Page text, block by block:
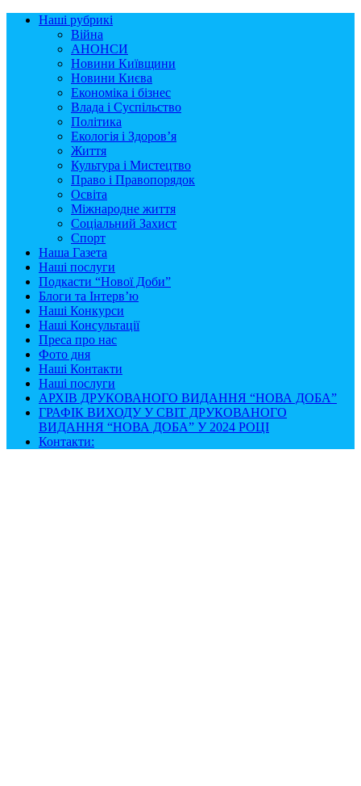
Наші рубрикі
Війна
АНОНСИ
Новини Київщини
Новини Києва
Економіка і бізнес
Влада і Суспільство
Політика
Екологія і Здоров’я
Життя
Культура і Мистецтво
Право і Правопорядок
Освіта
Міжнародне життя
Соціальний Захист
Спорт
Наша Газета
Наші послуги
Подкасти “Нової Доби”
Блоги та Інтерв’ю
Наші Конкурси
Наші Консультації
Преса про нас
Фото дня
Наші Контакти
Наші послуги
АРХІВ ДРУКОВАНОГО ВИДАННЯ “НОВА ДОБА”
ГРАФІК ВИХОДУ У СВІТ ДРУКОВАНОГО
ВИДАННЯ “НОВА ДОБА” У 2024 РОЦІ
Контакти: